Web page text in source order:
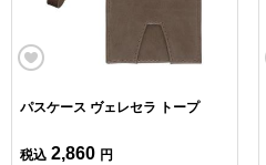
パスケース ヴェレセラ トープ
税込 2,860 円